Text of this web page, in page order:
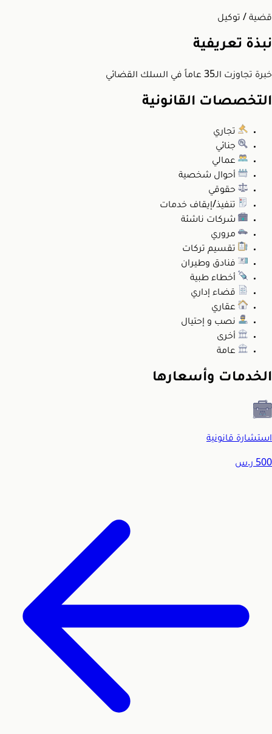
قضية / توكيل
نبذة تعريفية
خبرة تجاوزت الـ35 عاماً في السلك القضائي
التخصصات القانونية
تجاري
جنائي
عمالي
أحوال شخصية
حقوقي
تنفيذ/إيقاف خدمات
شركات ناشئة
مروري
تقسيم تركات
فنادق وطيران
أخطاء طبية
قضاء إداري
عقاري
نصب و إحتيال
أخرى
عامة
الخدمات وأسعارها
استشارة قانونية
500 ر.س